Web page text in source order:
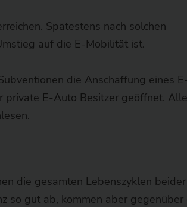
Spätestens nach solchen
auf die E-Mobilität ist.
die Anschaffung eines E-
E-Auto Besitzer geöffnet.
die gesamten Lebenszyklen beider
so gut ab, kommen aber gegenüber